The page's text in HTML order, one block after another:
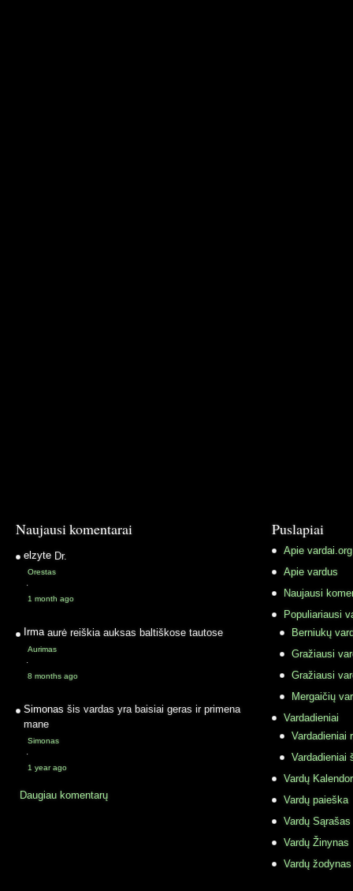
Naujausi komentarai
elzyte Dr.
Orestas
·
1 month ago
Irma aurė reiškia auksas baltiškose tautose
Aurimas
·
8 months ago
Simonas šis vardas yra baisiai geras ir primena
mane
Simonas
·
1 year ago
Daugiau komentarų
Puslapiai
Apie vardai.org
Apie vardus
Naujausi
Populiariausi
Berniukų
Gražiausi
Gražiausi
Mergaičių
Vardadieniai
Vardadieniai
Vardadieniai
Vardų
Vardų paieška
Vardų Sąrašas
Vardų Žinynas
Vardų